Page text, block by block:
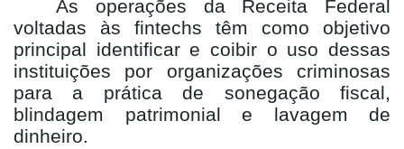
As operações da Receita Federal
voltadas às fintechs têm como objetivo
principal identificar e coibir o uso dessas
instituições por organizações criminosas
para a prática de sonegação fiscal,
blindagem patrimonial e lavagem de
dinheiro.